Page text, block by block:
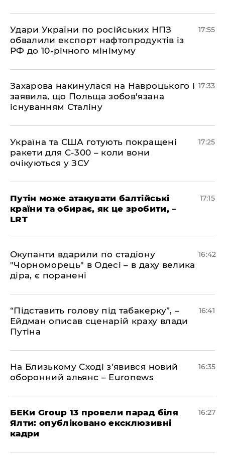
​Удари України по російських НПЗ
обвалили експорт нафтопродуктів із
РФ до 10-річного мінімуму
17:55
​Захарова накинулася на Навроцького і
заявила, що Польща зобов'язана
існуванням Сталіну
17:33
​Україна та США готують покращені
ракети для С-300 – коли вони
очікуються у ЗСУ
17:25
​Путін може атакувати балтійські
країни та обирає, як це зробити, –
LRT
17:15
​Окупанти вдарили по стадіону
"Чорноморець" в Одесі – в даху велика
діра, є поранені
16:42
​“Підставить голову під табакерку”, –
Ейдман описав сценарій краху влади
Путіна
16:41
На Близькому Сході з'явився новий
оборонний альянс – Euronews
16:35
БЕКи Group 13 провели парад біля
Ялти: опубліковано ексклюзивні
кадри
16:27